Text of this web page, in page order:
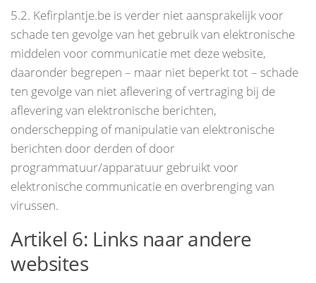
5.2. Kefirplantje.be is verder niet aansprakelijk voor
schade ten gevolge van het gebruik van elektronische
middelen voor communicatie met deze website,
daaronder begrepen – maar niet beperkt tot – schade
ten gevolge van niet aflevering of vertraging bij de
aflevering van elektronische berichten,
onderschepping of manipulatie van elektronische
berichten door derden of door
programmatuur/apparatuur gebruikt voor
elektronische communicatie en overbrenging van
virussen.
Artikel 6: Links naar andere
websites